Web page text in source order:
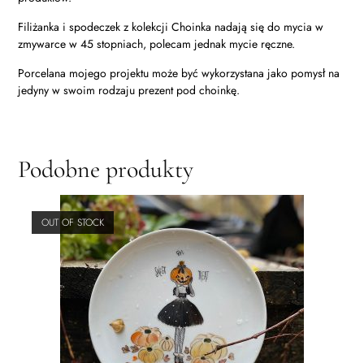
Filiżanka i spodeczek z kolekcji Choinka nadają się do mycia w
zmywarce w 45 stopniach, polecam jednak mycie ręczne.
Porcelana mojego projektu może być wykorzystana jako pomysł na
jedyny w swoim rodzaju prezent pod choinkę.
Podobne produkty
OUT OF STOCK